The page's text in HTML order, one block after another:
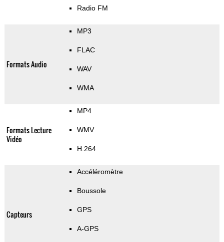
Radio FM
Formats Audio
MP3
FLAC
WAV
WMA
Formats Lecture
Vidéo
MP4
WMV
H.264
Capteurs
Accéléromètre
Boussole
GPS
A-GPS